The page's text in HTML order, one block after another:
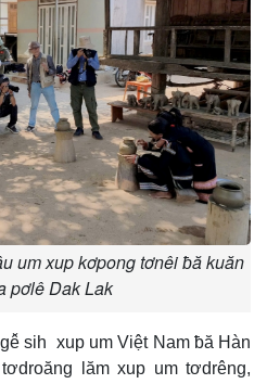
um xup kơpong tơnêi ƀă kuăn
pơlê Dak Lak
sih xup um Việt Nam ƀă Hàn
lăm xup um tơdrêng,